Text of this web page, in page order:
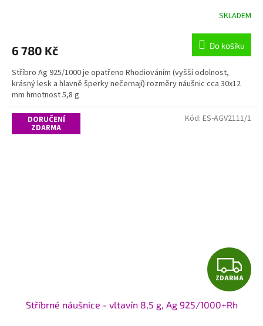
R
M
A
SKLADEM
6 780 Kč Do košíku
Stříbro Ag 925/1000 je opatřeno Rhodiováním (vyšší odolnost,
krásný lesk a hlavně šperky nečernají) rozměry náušnic cca 30x12
mm hmotnost 5,8 g
DORUČENÍ
ZDARMA
Z
D
ZDARMA
Stříbrné náušnice - vltavín 8,5 g, Ag 925/1000+Rh
Kód: ES-AGV2111/1